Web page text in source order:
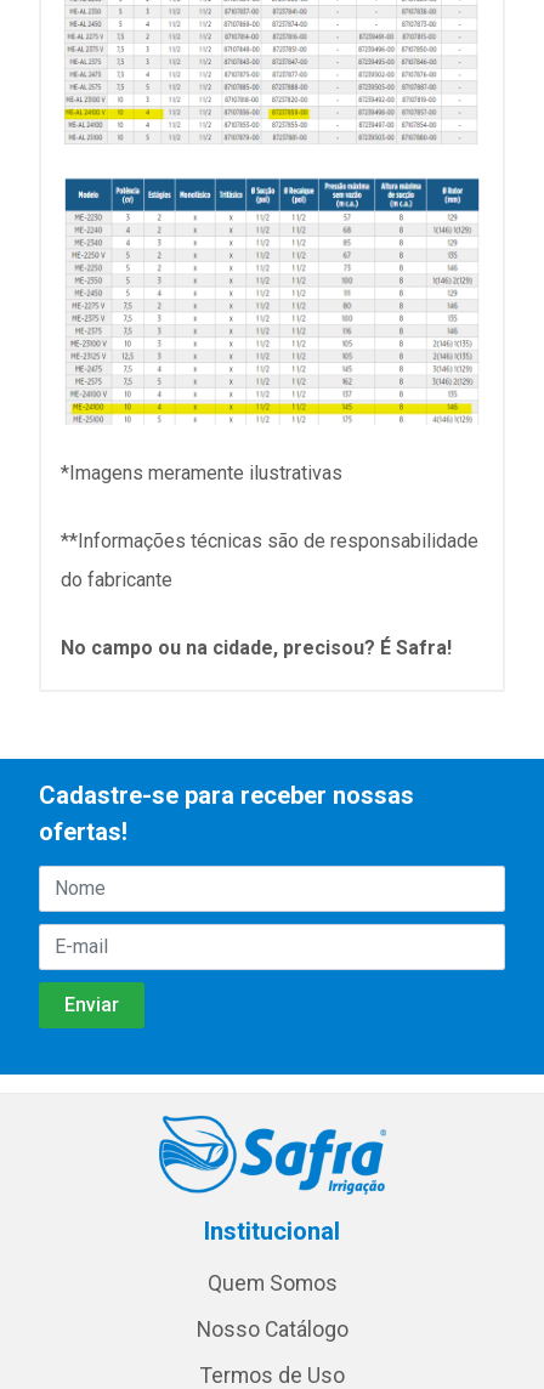
*Imagens meramente ilustrativas
**Informações técnicas são de responsabilidade
do fabricante
No campo ou na cidade, precisou? É Safra!
Cadastre-se para receber nossas
ofertas!
Institucional
Quem Somos
Nosso Catálogo
Termos de Uso